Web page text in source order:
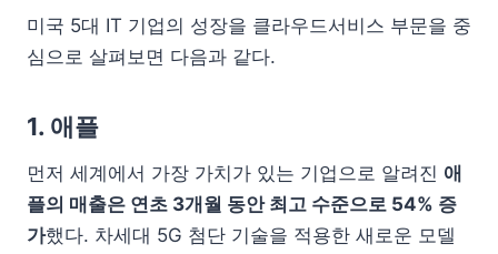
미국 5대 IT 기업의 성장을 클라우드서비스 부문을 중
심으로 살펴보면 다음과 같다.
1. 애플
먼저 세계에서 가장 가치가 있는 기업으로 알려진 애
플의 매출은 연초 3개월 동안 최고 수준으로 54% 증
가했다. 차세대 5G 첨단 기술을 적용한 새로운 모델